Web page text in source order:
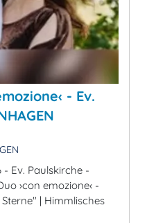
- Ev.
- Ev. Paulskirche -
›con emozione‹ -
| Himmlisches